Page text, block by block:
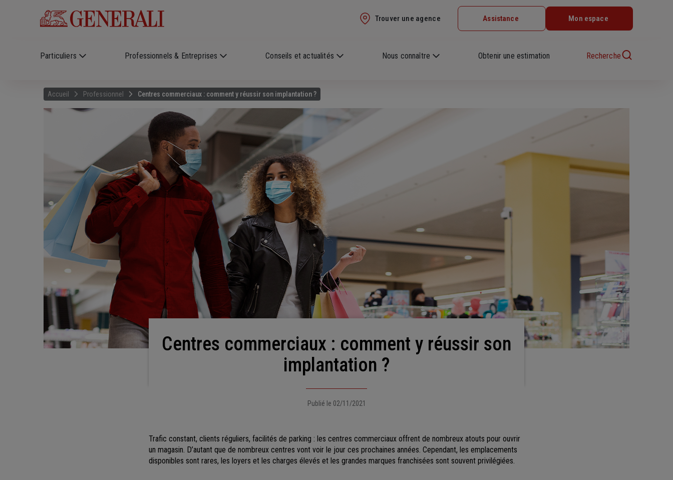
Trouver une agence Assistance Mon espace
Particuliers Professionnels & Entreprises Conseils et actualités Nous connaître Obtenir une estimation Recherche
Accueil Professionnel Centres commerciaux : comment y réussir son implantation ?
Centres commerciaux : comment y réussir son
implantation ?
Publié le 02/11/2021
Trafic constant, clients réguliers, facilités de parking : les centres commerciaux offrent de nombreux atouts pour ouvrir
un magasin. D’autant que de nombreux centres vont voir le jour ces prochaines années. Cependant, les emplacements
disponibles sont rares, les loyers et les charges élevés et les grandes marques franchisées sont souvent privilégiées.